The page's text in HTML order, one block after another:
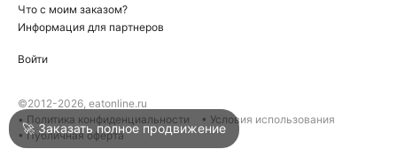
Написать в техподдержку
Что с моим заказом?
Информация для партнеров
Войти
©2012-2026, eatonline.ru
• Политика конфиденциальности
• Условия использования
• Публичная оферта
🚀 Заказать полное продвижение